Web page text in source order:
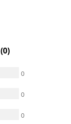
0
0
0